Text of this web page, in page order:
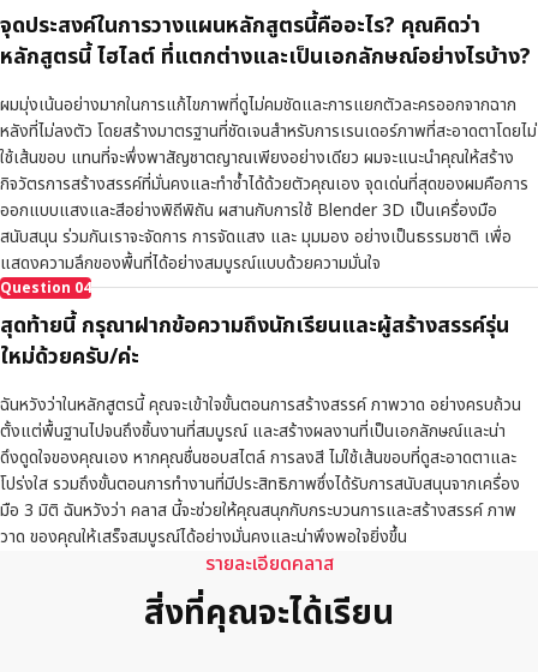
จุดประสงค์ในการวางแผนหลักสูตรนี้คืออะไร? คุณคิดว่า
หลักสูตรนี้ ไฮไลต์ ที่แตกต่างและเป็นเอกลักษณ์อย่างไรบ้าง?
ผมมุ่งเน้นอย่างมากในการแก้ไขภาพที่ดูไม่คมชัดและการแยกตัวละครออกจากฉาก
หลังที่ไม่ลงตัว โดยสร้างมาตรฐานที่ชัดเจนสำหรับการเรนเดอร์ภาพที่สะอาดตาโดยไม่
ใช้เส้นขอบ แทนที่จะพึ่งพาสัญชาตญาณเพียงอย่างเดียว ผมจะแนะนำคุณให้สร้าง
กิจวัตรการสร้างสรรค์ที่มั่นคงและทำซ้ำได้ด้วยตัวคุณเอง จุดเด่นที่สุดของผมคือการ
ออกแบบแสงและสีอย่างพิถีพิถัน ผสานกับการใช้ Blender 3D เป็นเครื่องมือ
สนับสนุน ร่วมกันเราจะจัดการ การจัดแสง และ มุมมอง อย่างเป็นธรรมชาติ เพื่อ
แสดงความลึกของพื้นที่ได้อย่างสมบูรณ์แบบด้วยความมั่นใจ
Question 04
สุดท้ายนี้ กรุณาฝากข้อความถึงนักเรียนและผู้สร้างสรรค์รุ่น
ใหม่ด้วยครับ/ค่ะ
ฉันหวังว่าในหลักสูตรนี้ คุณจะเข้าใจขั้นตอนการสร้างสรรค์ ภาพวาด อย่างครบถ้วน
ตั้งแต่พื้นฐานไปจนถึงชิ้นงานที่สมบูรณ์ และสร้างผลงานที่เป็นเอกลักษณ์และน่า
ดึงดูดใจของคุณเอง หากคุณชื่นชอบสไตล์ การลงสี ไม่ใช้เส้นขอบที่ดูสะอาดตาและ
โปร่งใส รวมถึงขั้นตอนการทำงานที่มีประสิทธิภาพซึ่งได้รับการสนับสนุนจากเครื่อง
มือ 3 มิติ ฉันหวังว่า คลาส นี้จะช่วยให้คุณสนุกกับกระบวนการและสร้างสรรค์ ภาพ
วาด ของคุณให้เสร็จสมบูรณ์ได้อย่างมั่นคงและน่าพึงพอใจยิ่งขึ้น
รายละเอียดคลาส
สิ่งที่คุณจะได้เรียน